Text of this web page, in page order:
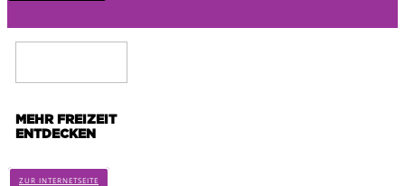
MEHR FREIZEIT
ENTDECKEN
ZUR INTERNETSEITE